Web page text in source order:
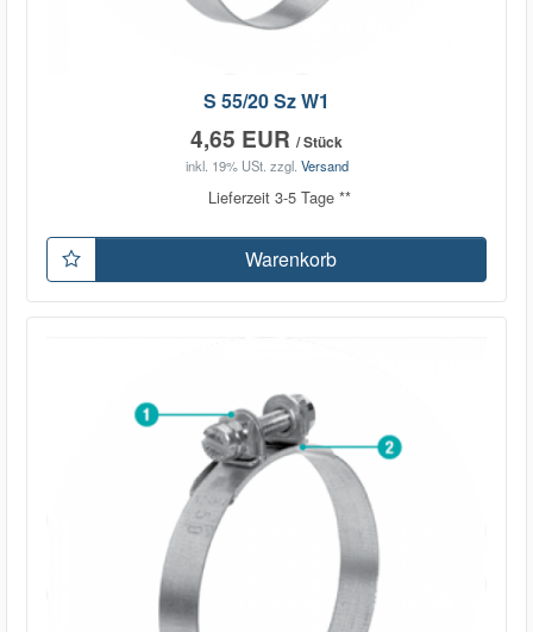
S 55/20 Sz W1
4,65 EUR / Stück
inkl. 19% USt. zzgl. Versand
Lieferzeit 3-5 Tage **
Warenkorb